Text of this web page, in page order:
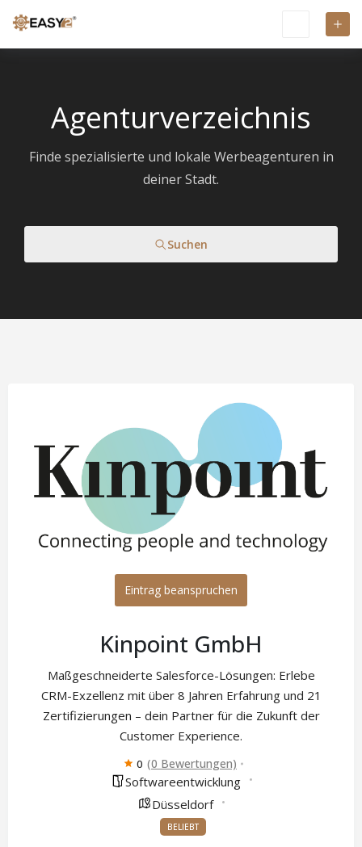
Agenturverzeichnis
Finde spezialisierte und lokale Werbeagenturen in
deiner Stadt.
Suchen
Eintrag beanspruchen
Kinpoint GmbH
Maßgeschneiderte Salesforce-Lösungen: Erlebe
CRM-Exzellenz mit über 8 Jahren Erfahrung und 21
Zertifizierungen – dein Partner für die Zukunft der
Customer Experience.
0 (0 Bewertungen)
Softwareentwicklung
Düsseldorf
BELIEBT